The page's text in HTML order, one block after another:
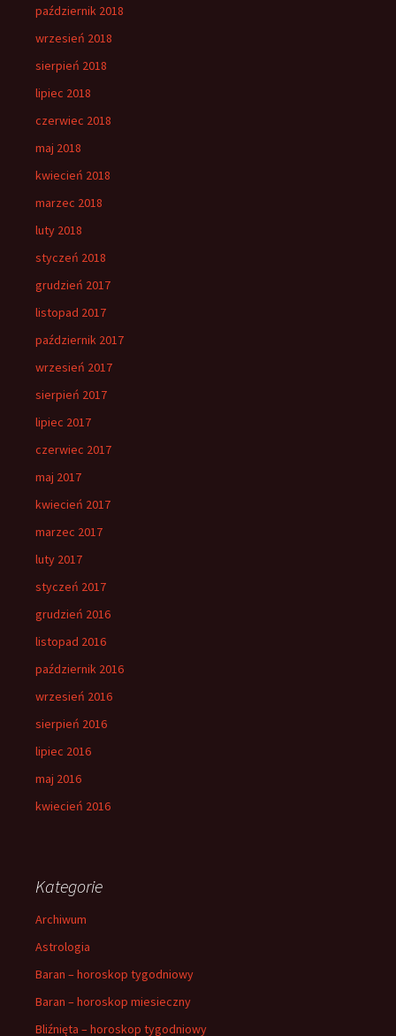
październik 2018
wrzesień 2018
sierpień 2018
lipiec 2018
czerwiec 2018
maj 2018
kwiecień 2018
marzec 2018
luty 2018
styczeń 2018
grudzień 2017
listopad 2017
październik 2017
wrzesień 2017
sierpień 2017
lipiec 2017
czerwiec 2017
maj 2017
kwiecień 2017
marzec 2017
luty 2017
styczeń 2017
grudzień 2016
listopad 2016
październik 2016
wrzesień 2016
sierpień 2016
lipiec 2016
maj 2016
kwiecień 2016
Kategorie
Archiwum
Astrologia
Baran – horoskop tygodniowy
Baran – horoskop miesieczny
Bliźnięta – horoskop tygodniowy